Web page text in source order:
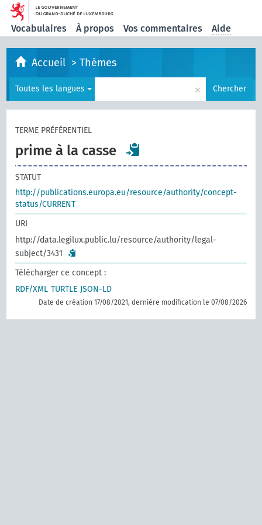
Vocabulaires À propos Vos commentaires Aide
Accueil >Thèmes
Toutes les langues × Chercher
TERME PRÉFÉRENTIEL
prime à la casse
STATUT
http://publications.europa.eu/resource/authority/concept-
status/CURRENT
URI
http://data.legilux.public.lu/resource/authority/legal-
subject/3431
Télécharger ce concept :
RDF/XML TURTLE JSON-LD
Date de création 17/08/2021, dernière modification le 07/08/2026